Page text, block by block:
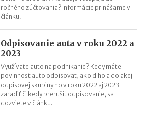
ročného zúčtovania? Informácie prinášame v
článku.
Odpisovanie auta v roku 2022 a
2023
Využívate auto na podnikanie? Kedy máte
povinnosť auto odpisovať, ako dlho a do akej
odpisovej skupiny ho v roku 2022 aj 2023
zaradiť či kedy prerušiť odpisovanie, sa
dozviete v článku.